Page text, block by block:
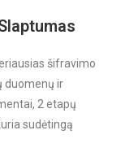
šifravimo
duomenų ir
2 etapų
sudėtingą